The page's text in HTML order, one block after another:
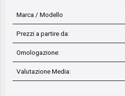
Marca / Modello
Prezzi a partire da:
Omologazione:
Valutazione Media: